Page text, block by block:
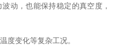
动，也能保持稳定的真空度，
度变化等复杂工况。